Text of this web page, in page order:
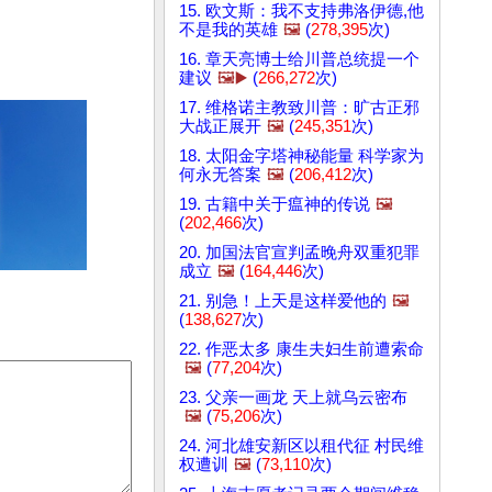
15. 欧文斯：我不支持弗洛伊德,他
不是我的英雄 🖼️ (278,395次)
16. 章天亮博士给川普总统提一个
建议 🖼️▶️ (266,272次)
17. 维格诺主教致川普：旷古正邪
大战正展开 🖼️ (245,351次)
18. 太阳金字塔神秘能量 科学家为
何永无答案 🖼️ (206,412次)
19. 古籍中关于瘟神的传说 🖼️
(202,466次)
20. 加国法官宣判孟晚舟双重犯罪
成立 🖼️ (164,446次)
21. 别急！上天是这样爱他的 🖼️
(138,627次)
22. 作恶太多 康生夫妇生前遭索命
🖼️ (77,204次)
23. 父亲一画龙 天上就乌云密布
🖼️ (75,206次)
24. 河北雄安新区以租代征 村民维
权遭训 🖼️ (73,110次)